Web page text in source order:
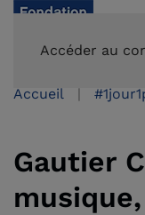
Accéder au
Accueil
Gautier